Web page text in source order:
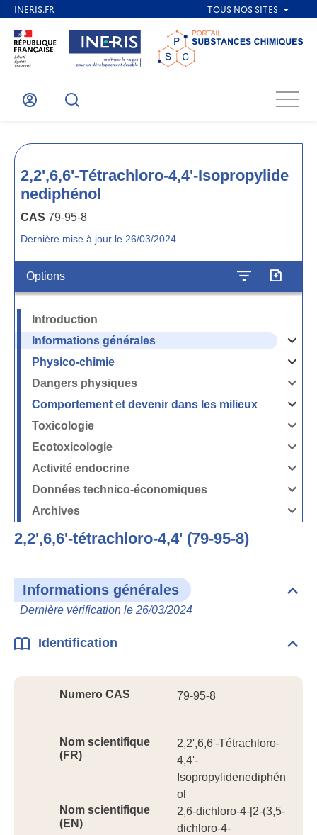
Mon
Recherche
Menu
2,2',6,6'-Tétrachloro-4,4'-Isopropylide
nediphénol
CAS 79-95-8
Dernière mise à jour le 26/03/2024
Options
Introduction
Informations générales
Ouvrir
la
générales
Physico-chimie
Ouvrir
la
chimie
Dangers physiques
Ouvrir
la
Comportement et devenir dans les milieux
Ouvrir
la
et
les
milieux
Toxicologie
Ouvrir
la
Ecotoxicologie
Ouvrir
la
Activité endocrine
Ouvrir
la
endocrine
Données technico-économiques
Ouvrir
la
Données
Archives
Ouvrir
2,2',6,6'-tétrachloro-4,4' (79-95-8)
Informations générales
Dernière vérification le 26/03/2024
Identification
Numero CAS 79-95-8
Nom scientifique
(FR)
2,2',6,6'-Tétrachloro-
4,4'-
Isopropylidenediphén
ol
Nom scientifique
(EN)
2,6-dichloro-4-[2-(3,5-
dichloro-4-